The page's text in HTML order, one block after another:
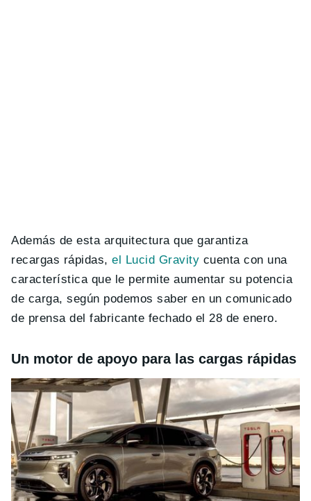
Además de esta arquitectura que garantiza
recargas rápidas,el Lucid Gravity cuenta con una
característica que le permite aumentar su potencia
de carga, según podemos saber en un comunicado
de prensa del fabricante fechado el 28 de enero.
Un motor de apoyo para las cargas rápidas